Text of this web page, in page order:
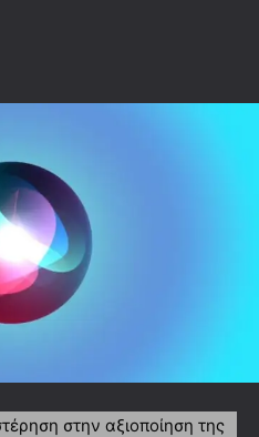
στην αξιοποίηση της